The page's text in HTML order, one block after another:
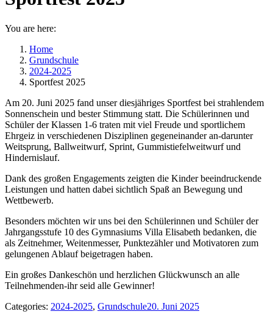
You are here:
Home
Grundschule
2024-2025
Sportfest 2025
Am 20. Juni 2025 fand unser diesjähriges Sportfest bei strahlendem
Sonnenschein und bester Stimmung statt. Die Schülerinnen und
Schüler der Klassen 1-6 traten mit viel Freude und sportlichem
Ehrgeiz in verschiedenen Disziplinen gegeneinander an-darunter
Weitsprung, Ballweitwurf, Sprint, Gummistiefelweitwurf und
Hindernislauf.
Dank des großen Engagements zeigten die Kinder beeindruckende
Leistungen und hatten dabei sichtlich Spaß an Bewegung und
Wettbewerb.
Besonders möchten wir uns bei den Schülerinnen und Schüler der
Jahrgangsstufe 10 des Gymnasiums Villa Elisabeth bedanken, die
als Zeitnehmer, Weitenmesser, Punktezähler und Motivatoren zum
gelungenen Ablauf beigetragen haben.
Ein großes Dankeschön und herzlichen Glückwunsch an alle
Teilnehmenden-ihr seid alle Gewinner!
Categories: 2024-2025, Grundschule20. Juni 2025